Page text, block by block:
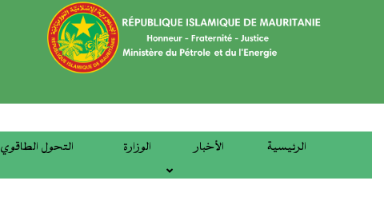
الرئيسية الأخبار الوزارة التحول الطاقوي